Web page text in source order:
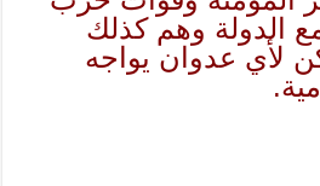
الدولة وهم كذلك
لأي عدوان يواجه